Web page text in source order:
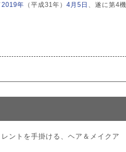
2019年 （平成31年） 4月5日
、遂に第4
ントを手掛ける、ヘア＆メイクア